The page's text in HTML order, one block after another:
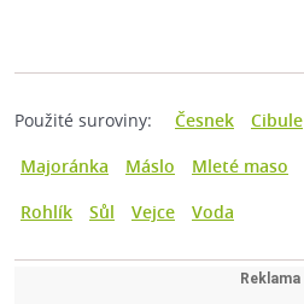
Použité suroviny: Česnek Cibule
Majoránka
Máslo Mleté maso
Rohlík
Sůl Vejce Voda